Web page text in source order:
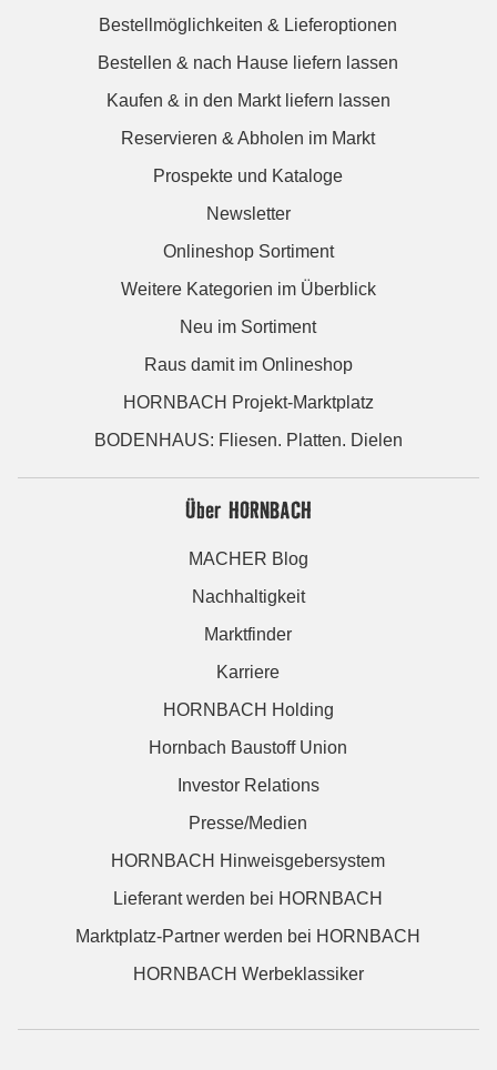
Bestellmöglichkeiten & Lieferoptionen
Bestellen & nach Hause liefern lassen
Kaufen & in den Markt liefern lassen
Reservieren & Abholen im Markt
Prospekte und Kataloge
Newsletter
Onlineshop Sortiment
Weitere Kategorien im Überblick
Neu im Sortiment
Raus damit im Onlineshop
HORNBACH Projekt-Marktplatz
BODENHAUS: Fliesen. Platten. Dielen
Über HORNBACH
MACHER Blog
Nachhaltigkeit
Marktfinder
Karriere
HORNBACH Holding
Hornbach Baustoff Union
Investor Relations
Presse/Medien
HORNBACH Hinweisgebersystem
Lieferant werden bei HORNBACH
Marktplatz-Partner werden bei HORNBACH
HORNBACH Werbeklassiker